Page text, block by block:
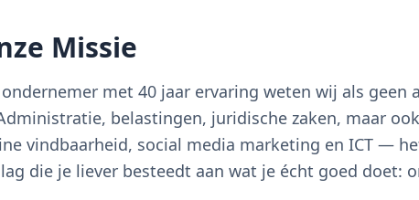
Missie
met 40 jaar ervaring weten wij als geen
belastingen, juridische zaken, maar
vindbaarheid, social media marketing en ICT —
die je liever besteedt aan wat je écht goed doet: